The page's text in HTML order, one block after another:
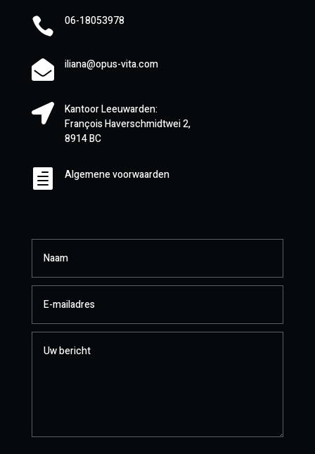
 06-18053978
 iliana@opus-vita.com

Kantoor Leeuwarden:
François Haverschmidtwei 2,
8914 BC
 Algemene voorwaarden